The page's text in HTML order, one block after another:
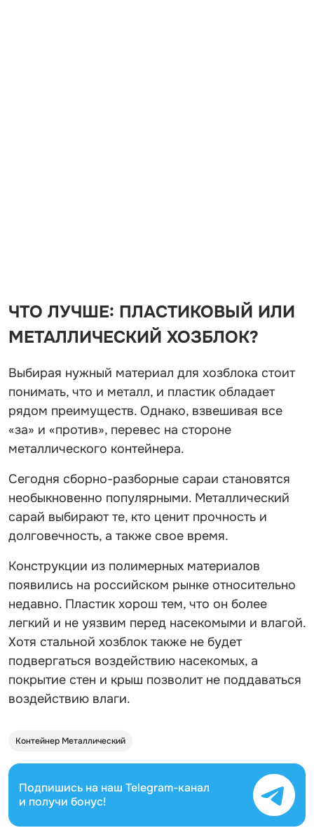
ЧТО ЛУЧШЕ: ПЛАСТИКОВЫЙ ИЛИ
МЕТАЛЛИЧЕСКИЙ ХОЗБЛОК?
Выбирая нужный материал для хозблока стоит
понимать, что и металл, и пластик обладает
рядом преимуществ. Однако, взвешивая все
«за» и «против», перевес на стороне
металлического контейнера.
Сегодня сборно-разборные сараи становятся
необыкновенно популярными. Металлический
сарай выбирают те, кто ценит прочность и
долговечность, а также свое время.
Конструкции из полимерных материалов
появились на российском рынке относительно
недавно. Пластик хорош тем, что он более
легкий и не уязвим перед насекомыми и влагой.
Хотя стальной хозблок также не будет
подвергаться воздействию насекомых, а
покрытие стен и крыш позволит не поддаваться
воздействию влаги.
Контейнер Металлический
Подпишись на наш Telegram-канал
и получи бонус!